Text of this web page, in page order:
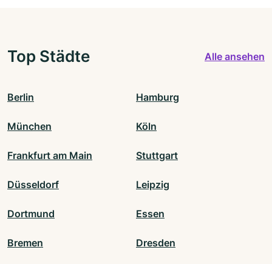
Top Städte Alle ansehen
Berlin Hamburg
München Köln
Frankfurt am Main Stuttgart
Düsseldorf Leipzig
Dortmund Essen
Bremen Dresden